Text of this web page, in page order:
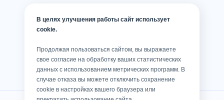
В целях улучшения работы сайт использует
cookie.
Продолжая пользоваться сайтом, вы выражаете
свое согласие на обработку ваших статистических
данных с использованием метрических программ. В
случае отказа вы можете отключить сохранение
cookie в настройках вашего браузера или